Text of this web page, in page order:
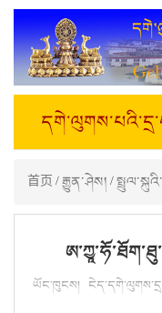
首页/རྒྱུན་ཤེས།/
ཡོང་ཁུངས།